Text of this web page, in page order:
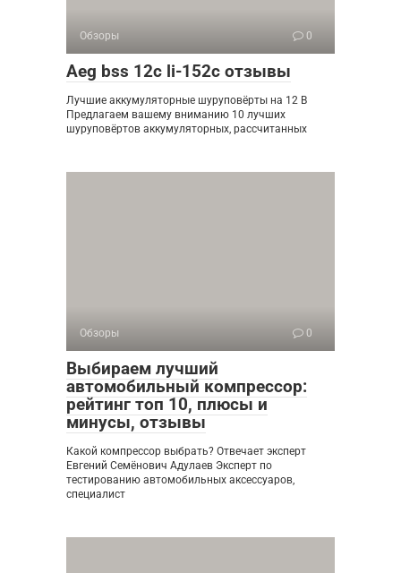
Обзоры 0
Aeg bss 12c li-152c отзывы
Лучшие аккумуляторные шуруповёрты на 12 В
Предлагаем вашему вниманию 10 лучших
шуруповёртов аккумуляторных, рассчитанных
Обзоры 0
Выбираем лучший
автомобильный компрессор:
рейтинг топ 10, плюсы и
минусы, отзывы
Какой компрессор выбрать? Отвечает эксперт
Евгений Семёнович Адулаев Эксперт по
тестированию автомобильных аксессуаров,
специалист